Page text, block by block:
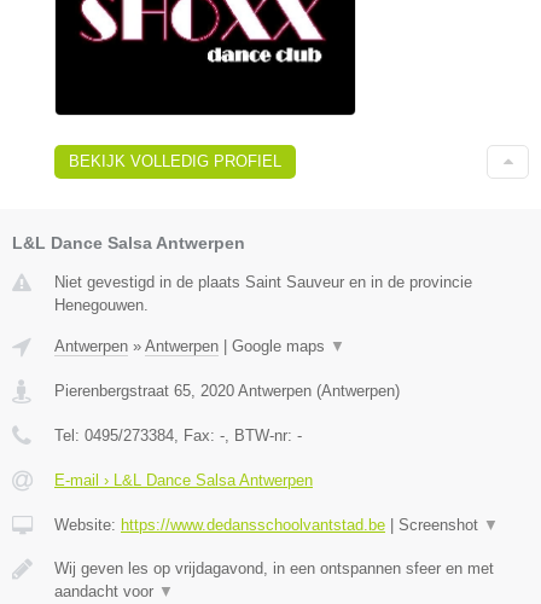
BEKIJK VOLLEDIG PROFIEL
L&L Dance Salsa Antwerpen
Niet gevestigd in de plaats Saint Sauveur en in de provincie
Henegouwen.
Antwerpen » Antwerpen | Google maps ▼
Pierenbergstraat 65 2020 Antwerpen (Antwerpen)
Tel: 0495/273384 , Fax: - , BTW-nr: -
E-mail › L&L Dance Salsa Antwerpen
Website: https://www.dedansschoolvantstad.be | Screenshot ▼
Wij geven les op vrijdagavond, in een ontspannen sfeer en met
aandacht voor ▼